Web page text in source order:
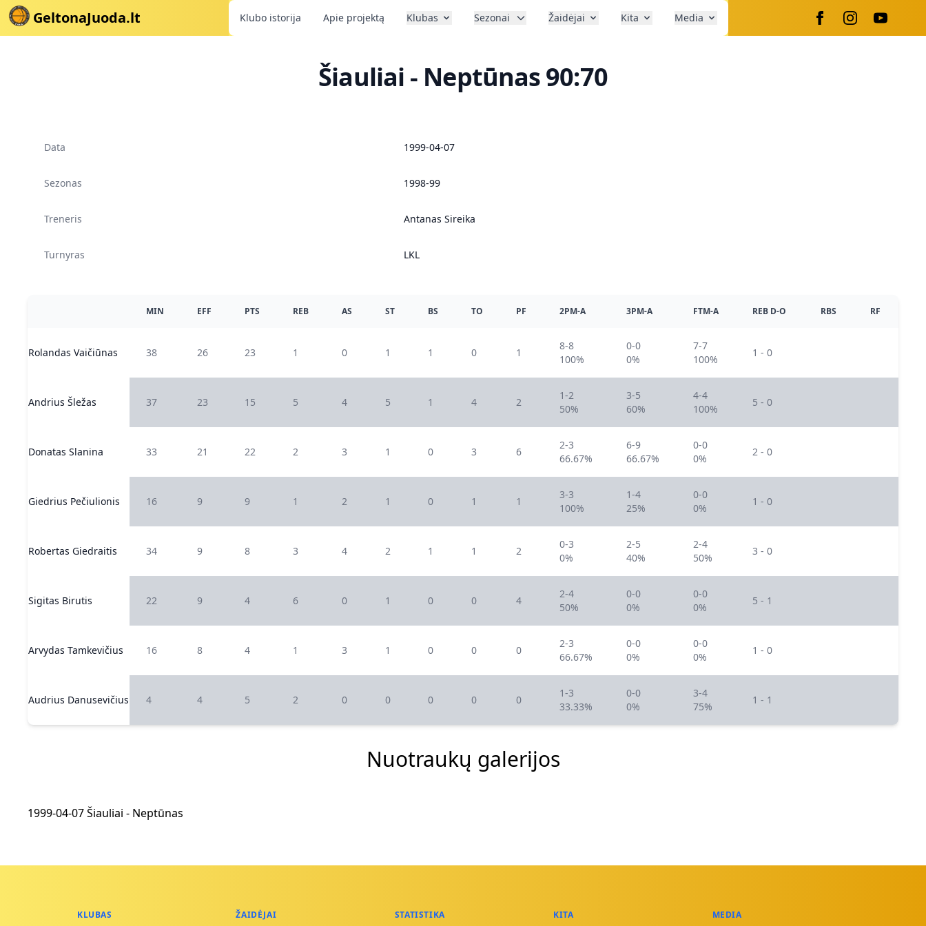
GeltonaJuoda.lt Klubo istorija Apie projektą Klubas Sezonai Žaidėjai Kita Media
Šiauliai - Neptūnas 90:70
Data 1999-04-07
Sezonas 1998-99
Treneris Antanas Sireika
Turnyras LKL
MIN EFF PTS REB AS ST BS TO PF 2PM-A 3PM-A FTM-A REB D-O RBS RF
Rolandas Vaičiūnas 38 26 23 1 0 1 1 0 1
8-8
100%
0-0
0%
7-7
100%
1 - 0
Andrius Šležas 37 23 15 5 4 5 1 4 2
1-2
50%
3-5
60%
4-4
100%
5 - 0
Donatas Slanina 33 21 22 2 3 1 0 3 6
2-3
66.67%
6-9
66.67%
0-0
0%
2 - 0
Giedrius Pečiulionis 16 9 9 1 2 1 0 1 1
3-3
100%
1-4
25%
0-0
0%
1 - 0
Robertas Giedraitis 34 9 8 3 4 2 1 1 2
0-3
0%
2-5
40%
2-4
50%
3 - 0
Sigitas Birutis 22 9 4 6 0 1 0 0 4
2-4
50%
0-0
0%
0-0
0%
5 - 1
Arvydas Tamkevičius 16 8 4 1 3 1 0 0 0
2-3
66.67%
0-0
0%
0-0
0%
1 - 0
Audrius Danusevičius 4 4 5 2 0 0 0 0 0
1-3
33.33%
0-0
0%
3-4
75%
1 - 1
Nuotraukų galerijos
1999-04-07 Šiauliai - Neptūnas
KLUBAS ŽAIDĖJAI STATISTIKA KITA MEDIA